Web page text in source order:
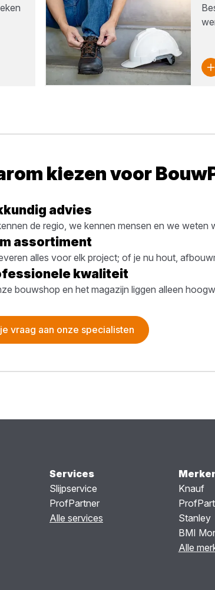
kiezen voor
advies
de regio, we kennen mensen en we weten
assortiment
alles voor elk project; of je nu hout,
kwaliteit
bouwshop en het magazijn liggen alleen
vraag aan onze specialisten
Services
Slijpservice
ProfPartner
Alle services
Knauf
Stanley
BMI
Alle